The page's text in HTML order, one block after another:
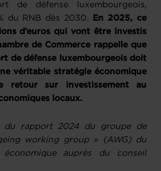
de défense luxembourgeois,
du RNB dès 2030.
En 2025, ce
d’euros qui vont être investis
de Commerce rappelle que
de défense luxembourgeois doit
véritable stratégie économique
retour sur investissement au
locaux.
du rapport 2024 du groupe de
working group » (AWG) du
auprès du conseil